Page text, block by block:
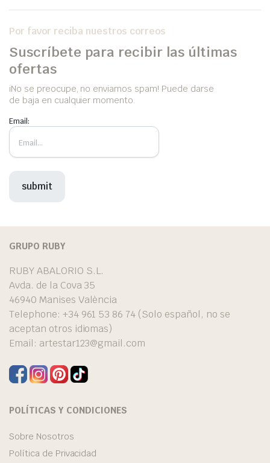
Por favor reciba nuestros correos
Suscríbete para recibir las últimas
ofertas
iNo se preocupe, no enviamos spam! Puede darse
de baja en cualquier momento.
Email:
GRUPO RUBY
RUBY ABALORIO S.L.
Avda. de la Cova 35
46940 Manises València
Telephone: +34 961 53 86 74 (Solo español, no se
aceptan otros idiomas)
Email: artestar123@gmail.com
POLÍTICAS Y CONDICIONES
Sobre Nosotros
Política de Privacidad